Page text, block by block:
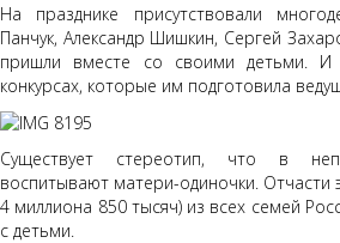
На празднике присутствовали
Панчук, Александр Шишкин, Сергей
пришли вместе со своими детьми. И
конкурсах, которые им подготовила
Существует стереотип, что в
воспитывают матери-одиночки. Отчасти
4 миллиона 850 тысяч) из всех семей
с детьми.